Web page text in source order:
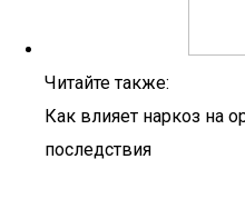
Читайте также:
Как влияет наркоз на
последствия